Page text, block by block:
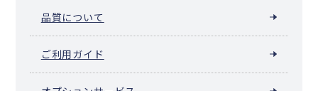
品質について
ご利用ガイド